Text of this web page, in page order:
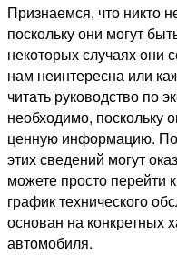
Признаемся, что никто
поскольку они могут
некоторых случаях они
нам неинтересна или
читать руководство по
необходимо, поскольку
ценную информацию. По
этих сведений могут
можете просто перейти
график технического
основан на конкретных
автомобиля.